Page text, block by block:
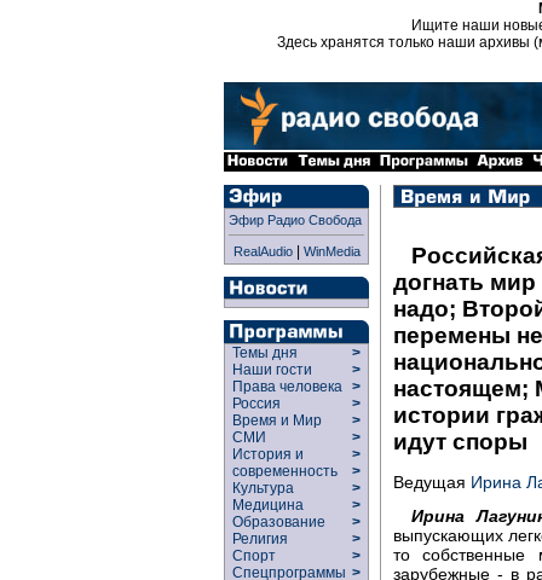
Ищите наши
Здесь хранятся только наши архивы
Эфир Радио Свобода
RealAudio| WinMedia
Темы дня
>
Наши гости
>
Права человека >
Россия
>
Время и Мир
>
СМИ
>
История и
современность
>
>
Культура
>
Медицина
>
Образование
>
Религия
>
Спорт
>
Спецпрограммы >
догнать
надо;
перемены
настоящем;
истории
идут споры
Ведущая Ирина
Ирина
выпускающих
то собственные
зарубежные - в